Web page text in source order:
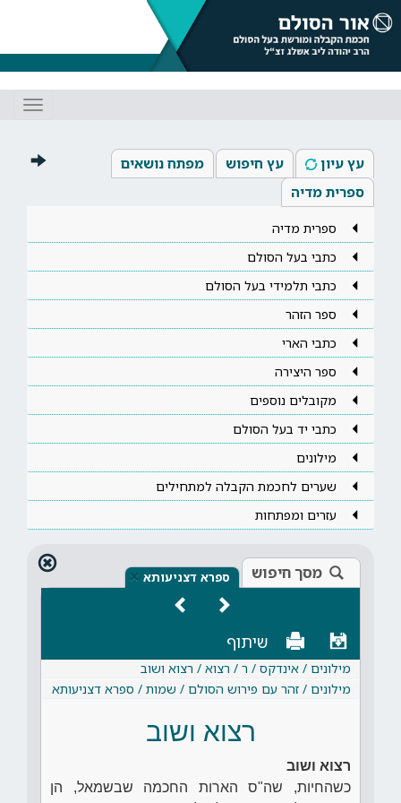
עץ עיון עץ חיפוש
מפתח נושאים
ספרית מדיה
ספרית מדיה
כתבי בעל הסולם
כתבי תלמידי בעל הסולם
ספר הזהר
כתבי הארי
ספר היצירה
מקובלים נוספים
כתבי יד בעל הסולם
מילונים
שערים לחכמת הקבלה למתחילים
עזרים ומפתחות
מסך חיפוש ספרא דצניעותא ×
שיתוף
מילונים / אינדקס / ר / רצוא / רצוא ושוב
מילונים / זהר עם פירוש הסולם / שמות / ספרא דצניעותא
רצוא ושוב
רצוא ושוב
כשהחיות, שה"ס הארות החכמה שבשמאל, הן